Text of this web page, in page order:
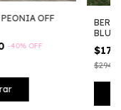
OFF
-40% OFF
BLUE